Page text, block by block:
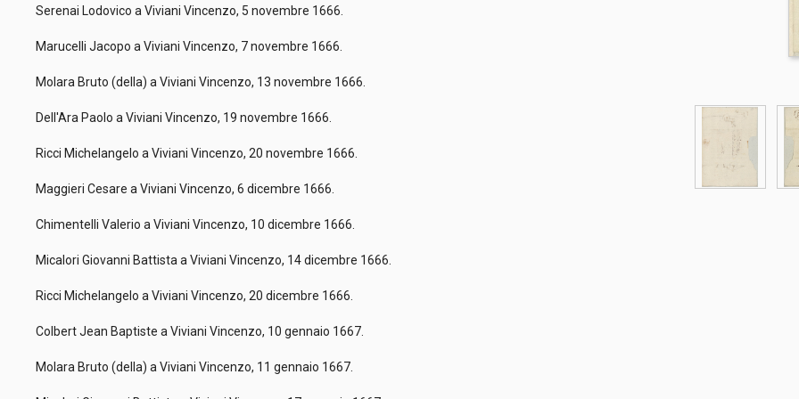
Serenai Lodovico a Viviani Vincenzo, 5 novembre 1666.
Marucelli Jacopo a Viviani Vincenzo, 7 novembre 1666.
Molara Bruto (della) a Viviani Vincenzo, 13 novembre 1666.
Dell'Ara Paolo a Viviani Vincenzo, 19 novembre 1666.
Ricci Michelangelo a Viviani Vincenzo, 20 novembre 1666.
Maggieri Cesare a Viviani Vincenzo, 6 dicembre 1666.
Chimentelli Valerio a Viviani Vincenzo, 10 dicembre 1666.
Micalori Giovanni Battista a Viviani Vincenzo, 14 dicembre 1666.
Ricci Michelangelo a Viviani Vincenzo, 20 dicembre 1666.
Colbert Jean Baptiste a Viviani Vincenzo, 10 gennaio 1667.
Molara Bruto (della) a Viviani Vincenzo, 11 gennaio 1667.